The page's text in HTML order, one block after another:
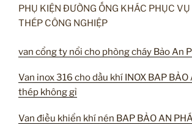
PHỤ KIỆN ĐƯỜNG ỐNG KHÁC PHỤC
THÉP CÔNG NGHIỆP
van cổng ty nổi cho phòng cháy Bảo An
Van inox 316 cho dầu khí INOX BAP BẢO
thép không gỉ
Van điều khiển khí nén BAP BẢO AN